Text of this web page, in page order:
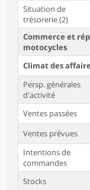
Situation de
trésorerie (2)
Commerce et
motocycles
Climat des
Persp. générales
d'activité
Ventes passées
Ventes prévues
Intentions de
commandes
Stocks